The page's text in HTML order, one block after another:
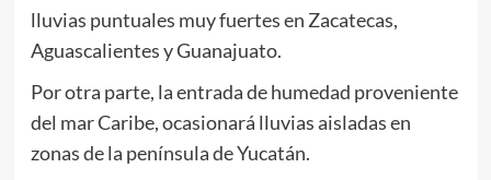
lluvias puntuales muy fuertes en Zacatecas,
Aguascalientes y Guanajuato.
Por otra parte, la entrada de humedad proveniente
del mar Caribe, ocasionará lluvias aisladas en
zonas de la península de Yucatán.